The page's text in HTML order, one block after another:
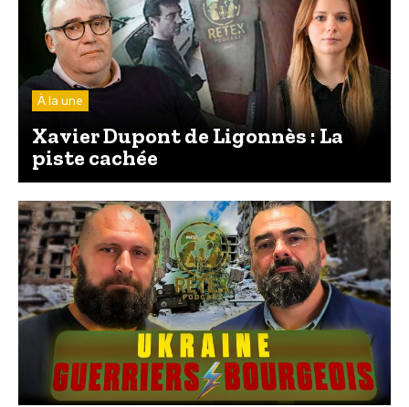
À la une
Xavier Dupont de Ligonnès : La
piste cachée